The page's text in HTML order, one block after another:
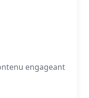
engageant